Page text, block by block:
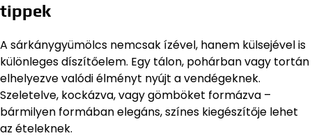
tippek
A sárkánygyümölcs nemcsak ízével, hanem külsejével is
különleges díszítőelem. Egy tálon, pohárban vagy tortán
elhelyezve valódi élményt nyújt a vendégeknek.
Szeletelve, kockázva, vagy gömböket formázva –
bármilyen formában elegáns, színes kiegészítője lehet
az ételeknek.